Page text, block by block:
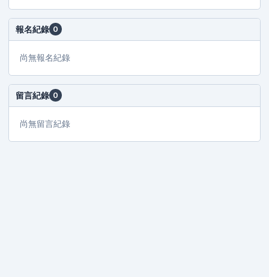
報名紀錄 0
尚無報名紀錄
留言紀錄 0
尚無留言紀錄